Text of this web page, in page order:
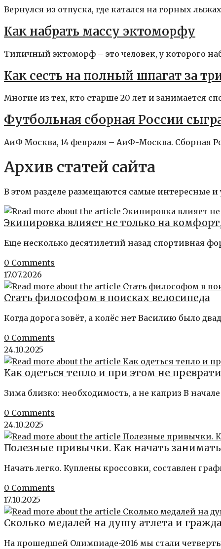
Вернулся из отпуска, где катался на горных
Как набрать массу эктоморфу
Типичный эктоморф – это человек, у которого
Как сесть на полный шпагат за
Многие из тех, кто старше 20 лет и занимается
Футбольная сборная России
АиФ Москва, 14 февраля – АиФ-Москва. Сборная
Архив статей сайта
В этом разделе размещаются самые интересные
Экипировка влияет не только на
Еще несколько десятилетий назад спортивная
0 Comments
17.07.2026
Стать философом в поисках велосипеда
Когда дорога зовёт, а колёс нет Василию было
0 Comments
24.10.2025
Как одеться тепло и при этом не
Зима близко: необходимость, а не каприз В
0 Comments
24.10.2025
Полезные привычки. Как начать
Начать легко. Куплены кроссовки, составлен
0 Comments
17.10.2025
Сколько медалей на душу атлета и
На прошедшей Олимпиаде-2016 мы стали